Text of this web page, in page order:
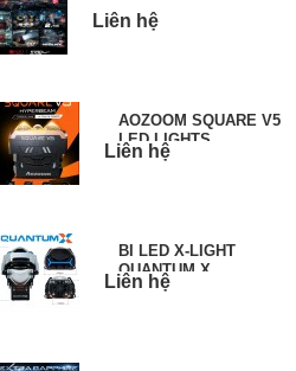
Liên hệ
AOZOOM SQUARE V5
LED LIGHTS
Liên hệ
BI LED X-LIGHT
QUANTUM X
Liên hệ